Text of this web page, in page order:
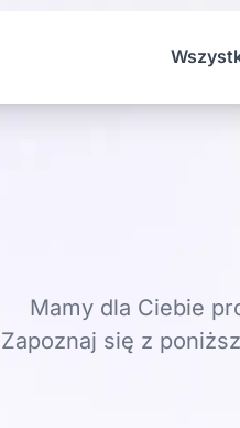
Mamy dla Ciebie
Zapoznaj się z